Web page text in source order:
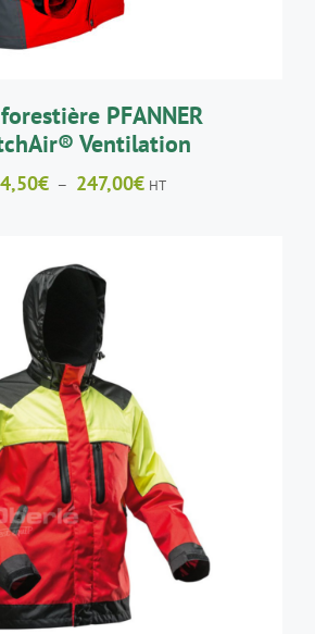
PEUVENT
LA
PAGE
DU
PRODUIT
PFANNER
Ventilation
€ – 247,00€Plage
HT
OPTIONSCE
PRODUIT
A
PLUSIEURS
VARIATIONS.
LES
OPTIONS
PEUVENT
ÊTRE
/ DÉTAILS